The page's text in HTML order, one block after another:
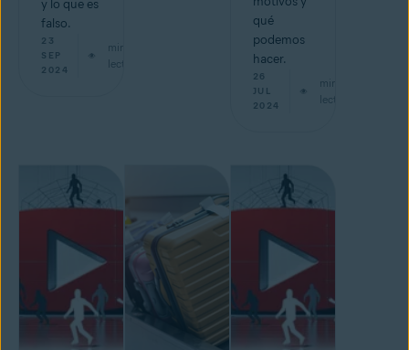
y lo que es
falso.
23
SEP
2024
min de
lectura
qué
podemos
hacer.
26
JUL
2024
min de
lectura